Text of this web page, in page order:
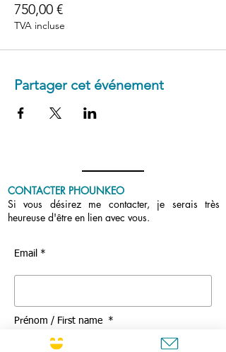
750,00 €
TVA incluse
Partager cet événement
CONTACTER PHOUNKEO
Si vous désirez me contacter, je serais très
heureuse d'être en lien avec vous.
Email *
Prénom / First name *